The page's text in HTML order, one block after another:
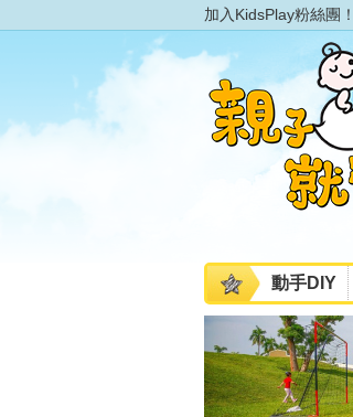
加入KidsPlay粉絲團！
動手DIY